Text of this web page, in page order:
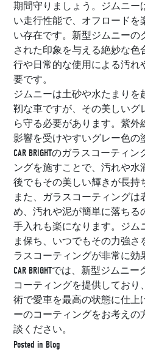
期間守りましょう。ジムニー
い走行性能で、オフロードを
い存在です。新型ジムニーの
された印象を与える絶妙な色
行や日常的な使用による汚れ
要です。
ジムニーは土砂や水たまりを
靭な車ですが、その美しいグ
ら守る必要があります。紫
影響を受けやすいグレー色の
CAR BRIGHTのガラスコーティ
ングを施すことで、汚れや
後でもその美しい輝きが長持
また、ガラスコーティングは
め、汚れや泥が簡単に落ちる
手入れも楽になります。ジム
ま保ち、いつでもその力強
ラスコーティングが非常に効
CAR BRIGHTでは、新型ジムニ
コーティングを提供してお
術で愛車を最高の状態に仕上
ーのコーティングをお考えの方
談ください。
Posted in Blog